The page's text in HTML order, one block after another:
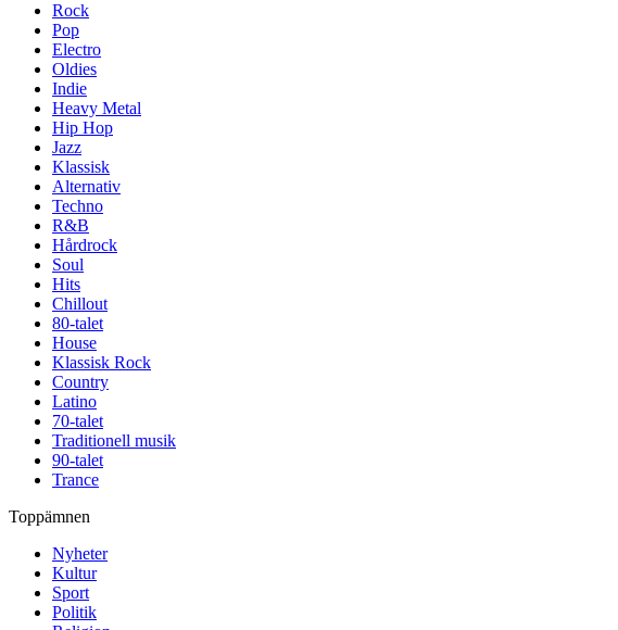
Rock
Pop
Electro
Oldies
Indie
Heavy Metal
Hip Hop
Jazz
Klassisk
Alternativ
Techno
R&B
Hårdrock
Soul
Hits
Chillout
80-talet
House
Klassisk Rock
Country
Latino
70-talet
Traditionell musik
90-talet
Trance
Toppämnen
Nyheter
Kultur
Sport
Politik